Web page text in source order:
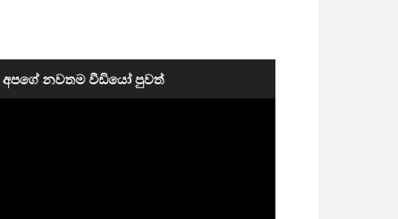
අපගේ නවතම වීඩියෝ පුවත්